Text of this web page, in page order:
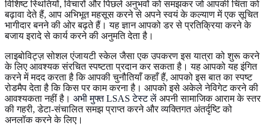
विशिष्ट स्थितियों, विचारों और पिछले अनुभवों को समझकर जो आपकी चिंता को
बढ़ावा देते हैं, आप अभिभूत महसूस करने से अपने स्वयं के कल्याण में एक सूचित
भागीदार बनने की ओर बढ़ते हैं। यह ज्ञान आपको डर से प्रतिक्रिया करने के
बजाय इरादे से कार्य करने की अनुमति देता है।
लाइबोविट्ज़ सोशल एंजायटी स्केल जैसा एक उपकरण इस यात्रा को शुरू करने
के लिए आवश्यक संरचित स्पष्टता प्रदान कर सकता है। यह आपको यह इंगित
करने में मदद करता है कि आपकी चुनौतियाँ कहाँ हैं, आपको इस बात का स्पष्ट
रोडमैप देता है कि किस पर काम करना है। आपको इसे अकेले नेविगेट करने की
आवश्यकता नहीं है। अभी मुफ्त LSAS टेस्ट लें अपनी सामाजिक आराम के स्तर
की गहरी, डेटा-संचालित समझ प्राप्त करने और व्यक्तिगत अंतर्दृष्टि को
अनलॉक करने के लिए।